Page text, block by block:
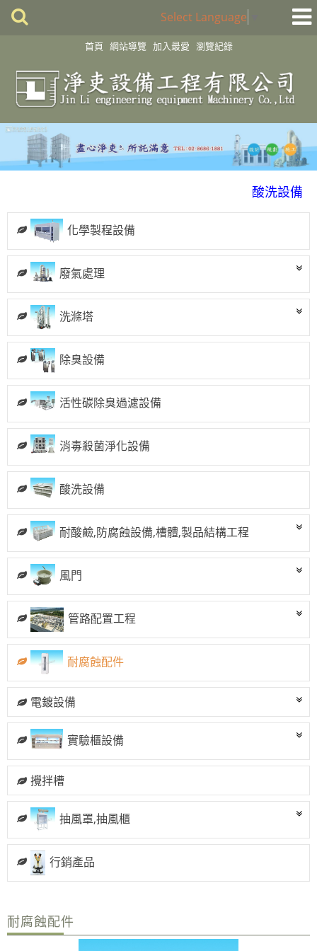
Select Language
首頁 網站導覽 加入最愛 瀏覽紀錄
化學製程設備
酸洗設備
消毒殺菌淨化設備
風門
抽風排氣設備工程
耐酸鹼、防腐蝕設備、槽體、製品結構工程
實驗櫃
電鍍設備
酸洗設備
消毒殺菌淨化設備
配件
風門
廢氣處理
洗滌塔
攪拌槽
耐酸鹼、防腐蝕設備、槽體、製品結構工程
實驗櫃
除臭設備
化學製程設備
廢氣處理
洗滌塔
除臭設備
活性碳除臭過濾設備
消毒殺菌淨化設備
酸洗設備
耐酸鹼,防腐蝕設備,槽體,製品結構工程
風門
管路配置工程
耐腐蝕配件
電鍍設備
實驗櫃設備
攪拌槽
抽風罩,抽風櫃
行銷產品
耐腐蝕配件